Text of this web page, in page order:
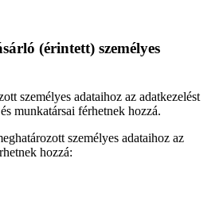
(érintett) személyes
személyes adataihoz az adatkezelést
munkatársai férhetnek hozzá.
személyes adataihoz az
hozzá: